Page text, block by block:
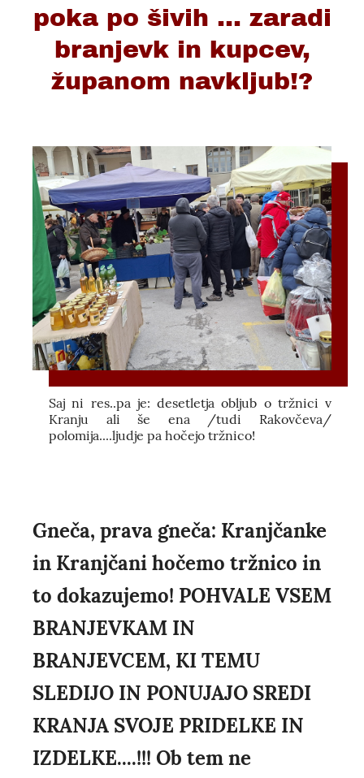
poka po šivih ... zaradi
branjevk in kupcev,
županom navkljub!?
Saj ni res..pa je: desetletja obljub o tržnici v
Kranju ali še ena /tudi Rakovčeva/
polomija....ljudje pa hočejo tržnico!
Gneča, prava gneča: Kranjčanke
in Kranjčani hočemo tržnico in
to dokazujemo! POHVALE VSEM
BRANJEVKAM IN
BRANJEVCEM, KI TEMU
SLEDIJO IN PONUJAJO SREDI
KRANJA SVOJE PRIDELKE IN
IZDELKE....!!! Ob tem ne